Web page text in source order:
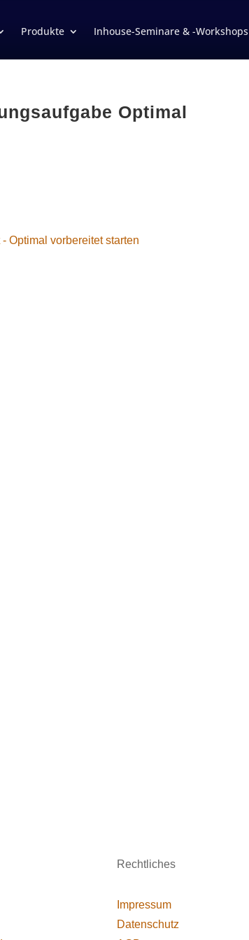
Produkte Inhouse-Seminare & -Workshops
Optimal
Rechtliches
Impressum
Datenschutz